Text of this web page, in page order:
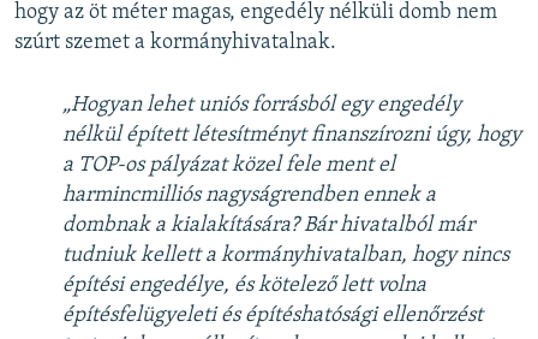
hogy az öt méter magas, engedély nélküli domb nem
szúrt szemet a kormányhivatalnak.
„Hogyan lehet uniós forrásból egy engedély
nélkül épített létesítményt finanszírozni úgy, hogy
a TOP-os pályázat közel fele ment el
harmincmilliós nagyságrendben ennek a
dombnak a kialakítására? Bár hivatalból már
tudniuk kellett a kormányhivatalban, hogy nincs
építési engedélye, és kötelező lett volna
építésfelügyeleti és építéshatósági ellenőrzést